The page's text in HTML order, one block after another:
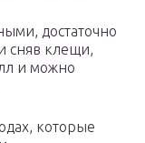
достаточно
сняв клещи,
и можно
которые